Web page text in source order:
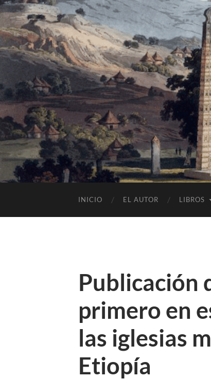
INICIO EL AUTOR LIBROS
Publicación
primero en
las iglesias
Etiopía